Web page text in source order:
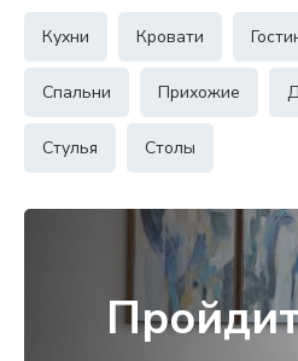
Кухни Кровати
Спальни Прихожие
Стулья Столы